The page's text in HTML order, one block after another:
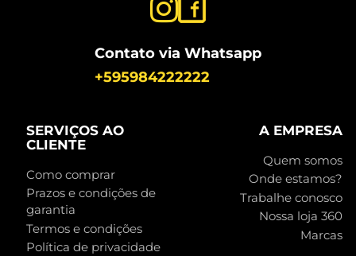
Contato via Whatsapp
+595984222222
SERVIÇOS AO
CLIENTE
Como comprar
Prazos e condições de
garantia
Termos e condições
Política de privacidade
A EMPRESA
Quem somos
Onde estamos?
Trabalhe conosco
Nossa loja 360
Marcas